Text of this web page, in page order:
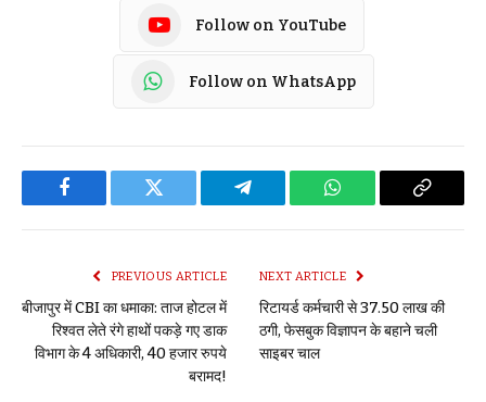
Follow on YouTube
Follow on WhatsApp
Facebook Twitter Telegram WhatsApp Copy
PREVIOUS ARTICLE
बीजापुर में CBI का धमाका: ताज होटल में
रिश्वत लेते रंगे हाथों पकड़े गए डाक
विभाग के 4 अधिकारी, 40 हजार रुपये
बरामद!
NEXT ARTICLE
रिटायर्ड कर्मचारी से 37.50 लाख की
ठगी, फेसबुक विज्ञापन के बहाने चली
साइबर चाल